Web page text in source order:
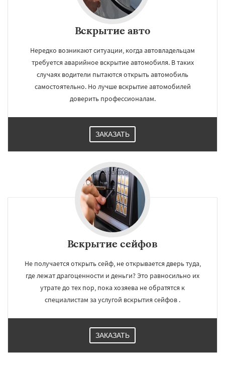
Вскрытие авто
Нередко возникают ситуации, когда автовладельцам
требуется аварийное вскрытие автомобиля. В таких
случаях водители пытаются открыть автомобиль
самостоятельно. Но лучше вскрытие автомобилей
доверить профессионалам.
ЗАКАЗАТЬ
Вскрытие сейфов
Не получается открыть сейф, не открывается дверь туда,
где лежат драгоценности и деньги? Это равносильно их
утрате до тех пор, пока хозяева не обратятся к
специалистам за услугой вскрытия сейфов .
ЗАКАЗАТЬ